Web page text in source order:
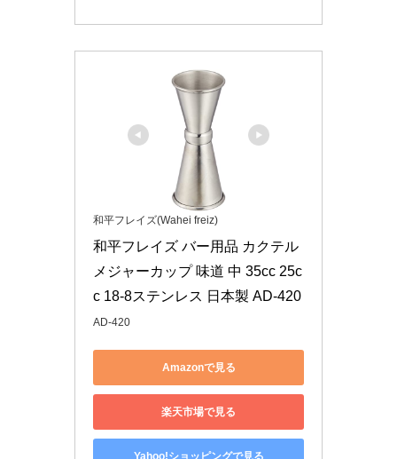
和平フレイズ(Wahei freiz)
和平フレイズ バー用品 カクテル
メジャーカップ 味道 中 35cc 25c
c 18-8ステンレス 日本製 AD-420
AD-420
Amazonで見る
楽天市場で見る
Yahoo!ショッピングで見る